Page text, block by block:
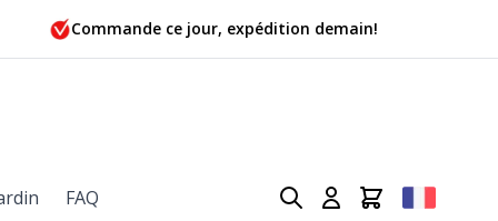
Commande ce jour, expédition demain!
FAQ